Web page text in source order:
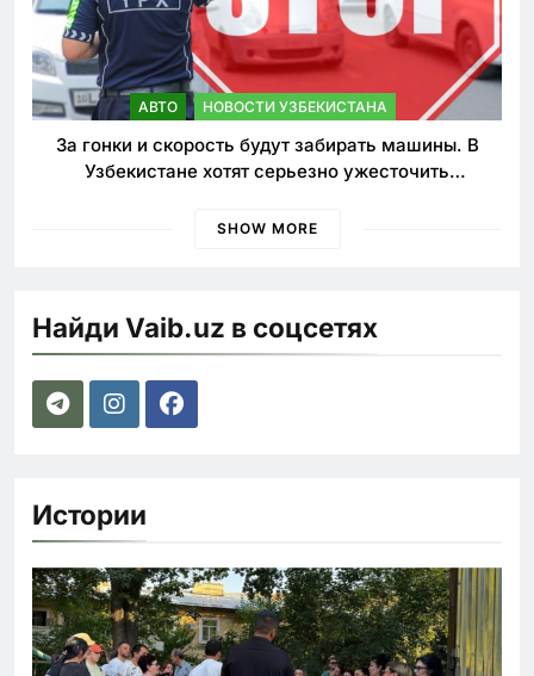
АВТО НОВОСТИ УЗБЕКИСТАНА
За гонки и скорость будут забирать машины. В
Узбекистане хотят серьезно ужесточить
SHOW MORE
Найди Vaib.uz в соцсетях
Истории